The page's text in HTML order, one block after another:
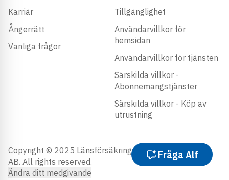
Karriär
Ångerrätt
Vanliga frågor
Tillgänglighet
Användarvillkor för
hemsidan
Användarvillkor för tjänsten
Särskilda villkor -
Abonnemangstjänster
Särskilda villkor - Köp av
utrustning
Copyright © 2025 Länsförsäkringar Trygghetstjänster
AB. All rights reserved.
Ändra ditt medgivande
Fråga Alf